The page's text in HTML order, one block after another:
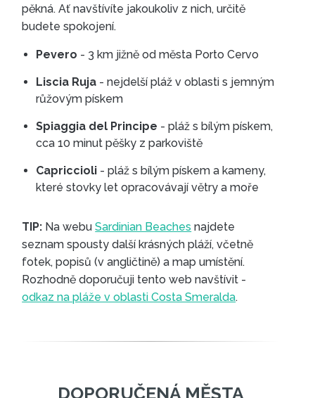
pěkná. Ať navštívíte jakoukoliv z nich, určitě
budete spokojení.
Pevero - 3 km jižně od města Porto Cervo
Liscia Ruja - nejdelší pláž v oblasti s jemným
růžovým pískem
Spiaggia del Principe - pláž s bílým pískem,
cca 10 minut pěšky z parkoviště
Capriccioli - pláž s bílým pískem a kameny,
které stovky let opracovávají větry a moře
TIP: Na webuSardinian Beaches najdete
seznam spousty další krásných pláží, včetně
fotek, popisů (v angličtině) a map umístění.
Rozhodně doporučuji tento web navštívit -
odkaz na pláže v oblasti Costa Smeralda.